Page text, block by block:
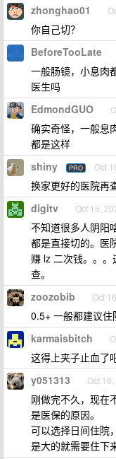
zhonghao01
你自己切？
BeforeTooLate
一般肠镜，小息肉
医生吗
EdmondGUO
确实奇怪，一般息
都是这样
shiny PRO Oct
换家更好的医院再
digitv Oct 16,
不知道很多人阴阳
都是直接切的。医
赚 lz 二次钱。。
查。
zoozobib Oct
0.5+ 一般都建议住
karmaisbitch
这得上夹子止血了
y051313 Oct
刚做完不久，现在
是医保的原因。
可以选择日间住院
是大的就需要住下